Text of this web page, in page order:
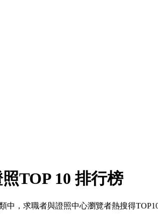
TOP 10 排行榜
中，求職者與證照中心瀏覽者熱搜得